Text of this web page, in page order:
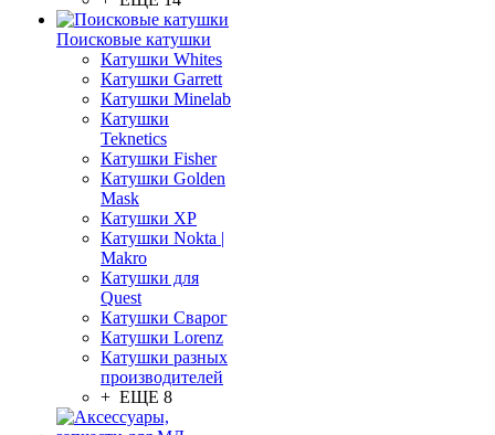
Поисковые катушки
Катушки Whites
Катушки Garrett
Катушки Minelab
Катушки
Teknetics
Катушки Fisher
Катушки Golden
Mask
Катушки XP
Катушки Nokta |
Makro
Катушки для
Quest
Катушки Сварог
Катушки Lorenz
Катушки разных
производителей
+ ЕЩЕ 8